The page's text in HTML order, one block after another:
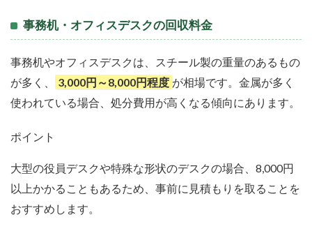
事務机・オフィスデスクの回収料金
事務机やオフィスデスクは、スチール製の重量のあるもの
が多く、
3,000円～8,000円程度 が相場です。金属が多く
使われている場合、処分費用が高くなる傾向にあります。
ポイント
大型の役員デスクや特殊な形状のデスクの場合、8,000円
以上かかることもあるため、事前に見積もりを取ることを
おすすめします。